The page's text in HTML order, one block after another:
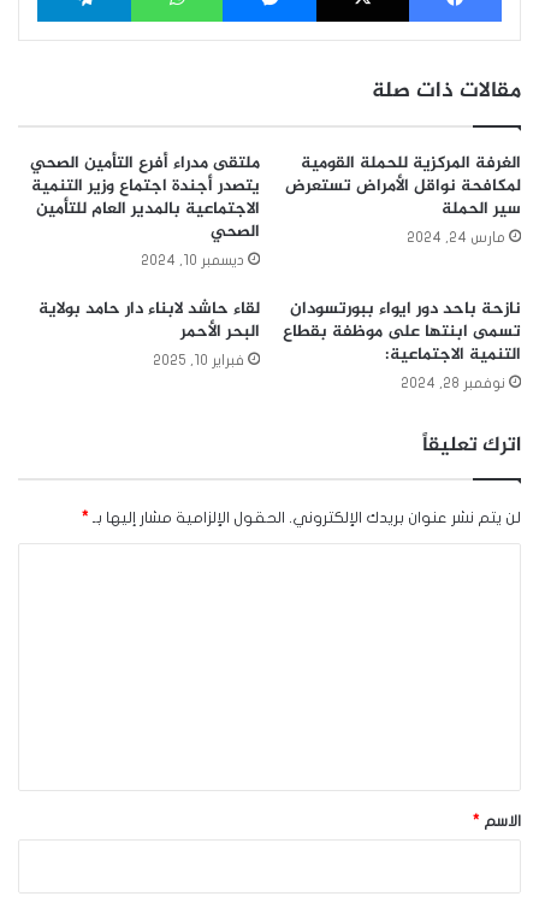
مقالات ذات صلة
الغرفة المركزية للحملة القومية
لمكافحة نواقل الأمراض تستعرض
سير الحملة
مارس 24, 2024
ملتقى مدراء أفرع التأمين الصحي
يتصدر أجندة اجتماع وزير التنمية
الاجتماعية بالمدير العام للتأمين
الصحي
ديسمبر 10, 2024
نازحة باحد دور ايواء ببورتسودان
تسمى ابنتها على موظفة بقطاع
التنمية الاجتماعية:
نوفمبر 28, 2024
لقاء حاشد لابناء دار حامد بولاية
البحر الأحمر
فبراير 10, 2025
اترك تعليقاً
لن يتم نشر عنوان بريدك الإلكتروني. الحقول الإلزامية مشار إليها بـ *
*الاسم *